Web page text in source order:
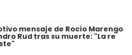
mensaje de Rocío Marengo
Rud tras su muerte: "La re